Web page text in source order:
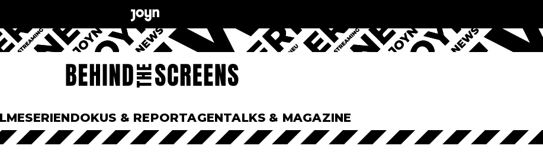
SERIENDOKUS & REPORTAGENTALKS & MAGAZINE